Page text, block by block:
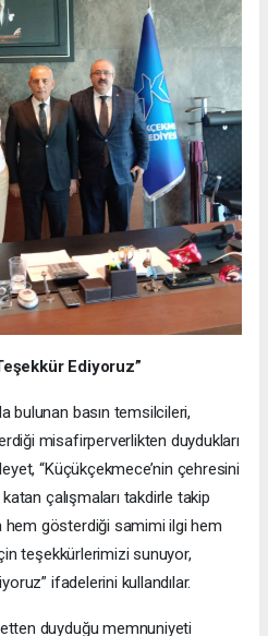
Ediyoruz”
bulunan basın temsilcileri,
misafirperverlikten duydukları
“Küçükçekmece’nin çehresini
çalışmaları takdirle takip
hem gösterdiği samimi ilgi hem
teşekkürlerimizi sunuyor,
ifadelerini kullandılar.
duyduğu memnuniyeti